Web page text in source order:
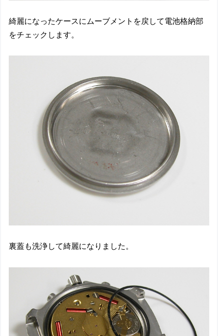
綺麗になったケースにムーブメントを戻して電池格納部
をチェックします。
裏蓋も洗浄して綺麗になりました。